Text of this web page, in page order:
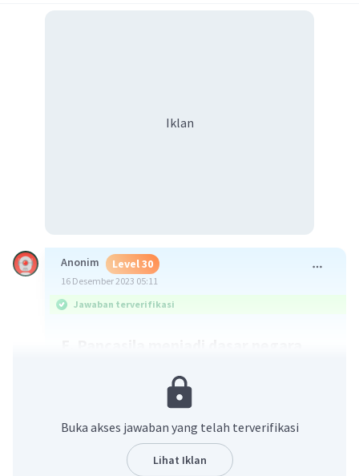
Iklan
Anonim Level 30
16 Desember 2023 05:11
Jawaban terverifikasi
Sistem demokrasi yang dianut oleh bangsa
Indonesia adalah sistem demokrasi Pancasila,
yang berarti sistem demokrasi yang
Buka akses jawaban yang telah terverifikasi
Lihat Iklan